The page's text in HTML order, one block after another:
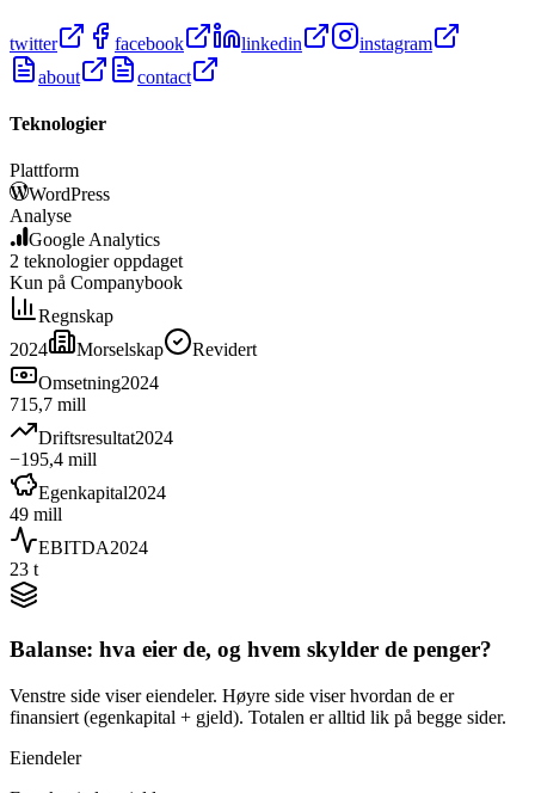
twitter facebook linkedin
instagram
about
contact
Teknologier
Plattform
WordPress
Analyse
Google Analytics
2 teknologier oppdaget
Kun på Companybook
Regnskap
2024
Morselskap
Revidert
Omsetning2024
715,7 mill
Driftsresultat2024
−195,4 mill
Egenkapital2024
49 mill
EBITDA2024
23 t
Balanse: hva eier de, og hvem skylder de penger?
Venstre side viser eiendeler. Høyre side viser hvordan de er
finansiert (egenkapital + gjeld). Totalen er alltid lik på begge sider.
Eiendeler